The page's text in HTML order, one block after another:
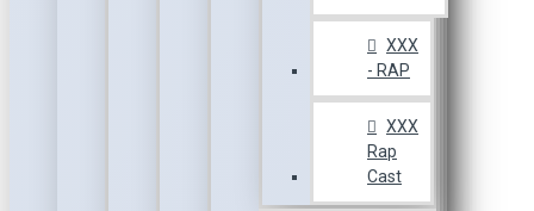
XXX
- RAP
XXX
Rap
Cast